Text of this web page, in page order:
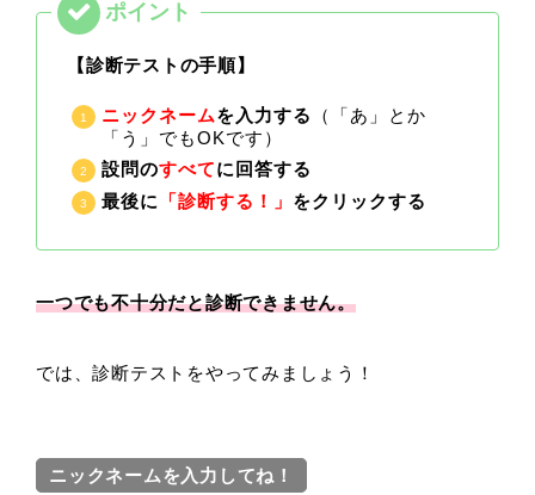
【診断テストの手順】
ニックネームを入力する
（「あ」とか
「う」でもOKです）
設問のすべてに回答する
最後に
「診断する！」 をクリックする
一つでも不十分だと診断できません。
では、診断テストをやってみましょう！
ニックネームを入力してね！